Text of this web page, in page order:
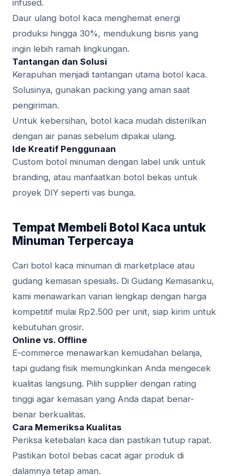
infused.
Daur ulang botol kaca menghemat energi
produksi hingga 30%, mendukung bisnis yang
ingin lebih ramah lingkungan.
Tantangan dan Solusi
Kerapuhan menjadi tantangan utama botol kaca.
Solusinya, gunakan packing yang aman saat
pengiriman.
Untuk kebersihan, botol kaca mudah disterilkan
dengan air panas sebelum dipakai ulang.
Ide Kreatif Penggunaan
Custom botol minuman dengan label unik untuk
branding, atau manfaatkan botol bekas untuk
proyek DIY seperti vas bunga.
Tempat Membeli Botol Kaca untuk
Minuman Terpercaya
Cari botol kaca minuman di marketplace atau
gudang kemasan spesialis. Di Gudang Kemasanku,
kami menawarkan varian lengkap dengan harga
kompetitif mulai Rp2.500 per unit, siap kirim untuk
kebutuhan grosir.
Online vs. Offline
E-commerce menawarkan kemudahan belanja,
tapi gudang fisik memungkinkan Anda mengecek
kualitas langsung. Pilih supplier dengan rating
tinggi agar kemasan yang Anda dapat benar-
benar berkualitas.
Cara Memeriksa Kualitas
Periksa ketebalan kaca dan pastikan tutup rapat.
Pastikan botol bebas cacat agar produk di
dalamnya tetap aman.